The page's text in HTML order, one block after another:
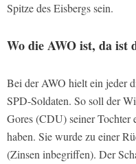
Spitze des Eisbergs sein.
Wo die AWO ist, da ist
Bei der AWO hielt ein jeder
SPD-Soldaten. So soll der
Gores (CDU) seiner Tochter
haben. Sie wurde zu einer
(Zinsen inbegriffen). Der